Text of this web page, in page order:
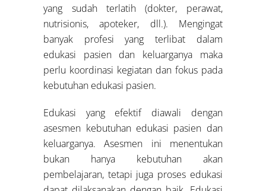
yang sudah terlatih (dokter, perawat,
nutrisionis, apoteker, dll.). Mengingat
banyak profesi yang terlibat dalam
edukasi pasien dan keluarganya maka
perlu koordinasi kegiatan dan fokus pada
kebutuhan edukasi pasien.
Edukasi yang efektif diawali dengan
asesmen kebutuhan edukasi pasien dan
keluarganya. Asesmen ini menentukan
bukan hanya kebutuhan akan
pembelajaran, tetapi juga proses edukasi